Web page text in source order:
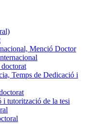
Menció Doctor
Temps de Dedicació i
i tutorització de la tesi